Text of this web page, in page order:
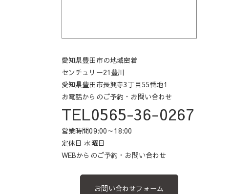
愛知県豊田市の地域密着
センチュリー21豊川
愛知県豊田市長興寺3丁目55番地1
お電話からのご予約・お問い合わせ
TEL0565-36-0267
営業時間09:00～18:00
定休日 水曜日
WEBからのご予約・お問い合わせ
お問い合わせフォーム